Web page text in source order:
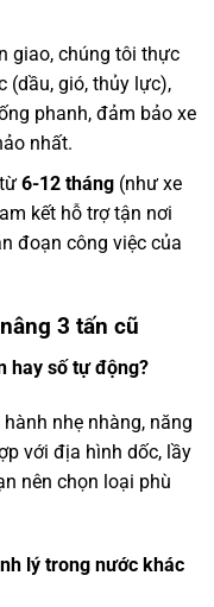
giao, chúng tôi thực
(dầu, gió, thủy lực),
phanh, đảm bảo xe
nhất.
6-12 tháng(như xe
kết hỗ trợ tận nơi
đoạn công việc của
3 tấn cũ
hay số tự động?
nhẹ nhàng, năng
với địa hình dốc, lầy
nên chọn loại phù
lý trong nước khác